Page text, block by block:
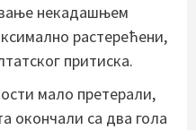
некадашњем
растерећени,
притиска.
мало претерали,
окончали са два гола